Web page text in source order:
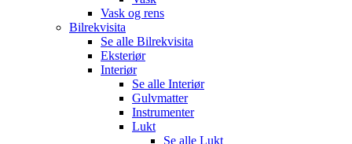
Vask og rens
Bilrekvisita
Se alle Bilrekvisita
Eksteriør
Interiør
Se alle Interiør
Gulvmatter
Instrumenter
Lukt
Se alle Lukt